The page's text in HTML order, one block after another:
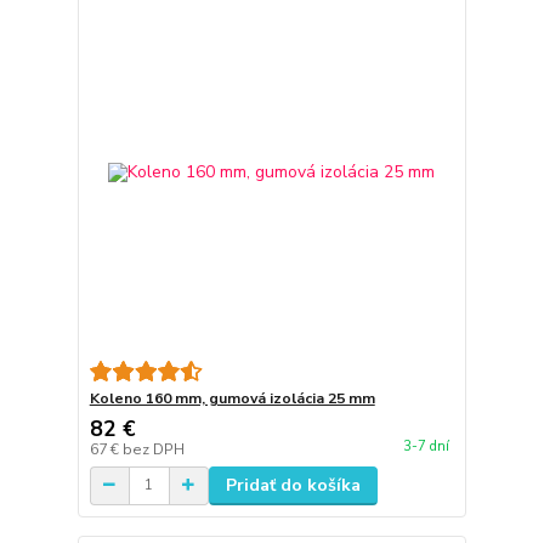
Koleno 160 mm, gumová izolácia 25 mm
82 €
67 € bez DPH 3-7 dní
Pridať do košíka